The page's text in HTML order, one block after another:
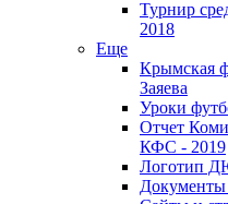
Турнир
2018
Еще
Крымская
Заяева
Уроки
Отчет
КФС - 2019
Логотип